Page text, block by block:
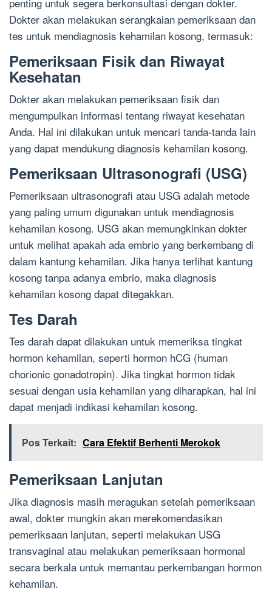
Dokter akan melakukan serangkaian pemeriksaan dan
tes untuk mendiagnosis kehamilan kosong, termasuk:
Pemeriksaan Fisik dan Riwayat
Kesehatan
Dokter akan melakukan pemeriksaan fisik dan
mengumpulkan informasi tentang riwayat kesehatan
Anda. Hal ini dilakukan untuk mencari tanda-tanda lain
yang dapat mendukung diagnosis kehamilan kosong.
Pemeriksaan Ultrasonografi (USG)
Pemeriksaan ultrasonografi atau USG adalah metode
yang paling umum digunakan untuk mendiagnosis
kehamilan kosong. USG akan memungkinkan dokter
untuk melihat apakah ada embrio yang berkembang di
dalam kantung kehamilan. Jika hanya terlihat kantung
kosong tanpa adanya embrio, maka diagnosis
kehamilan kosong dapat ditegakkan.
Tes Darah
Tes darah dapat dilakukan untuk memeriksa tingkat
hormon kehamilan, seperti hormon hCG (human
chorionic gonadotropin). Jika tingkat hormon tidak
sesuai dengan usia kehamilan yang diharapkan, hal ini
dapat menjadi indikasi kehamilan kosong.
Pos Terkait: Cara Efektif Berhenti Merokok
Pemeriksaan Lanjutan
Jika diagnosis masih meragukan setelah pemeriksaan
awal, dokter mungkin akan merekomendasikan
pemeriksaan lanjutan, seperti melakukan USG
transvaginal atau melakukan pemeriksaan hormonal
secara berkala untuk memantau perkembangan hormon
kehamilan.